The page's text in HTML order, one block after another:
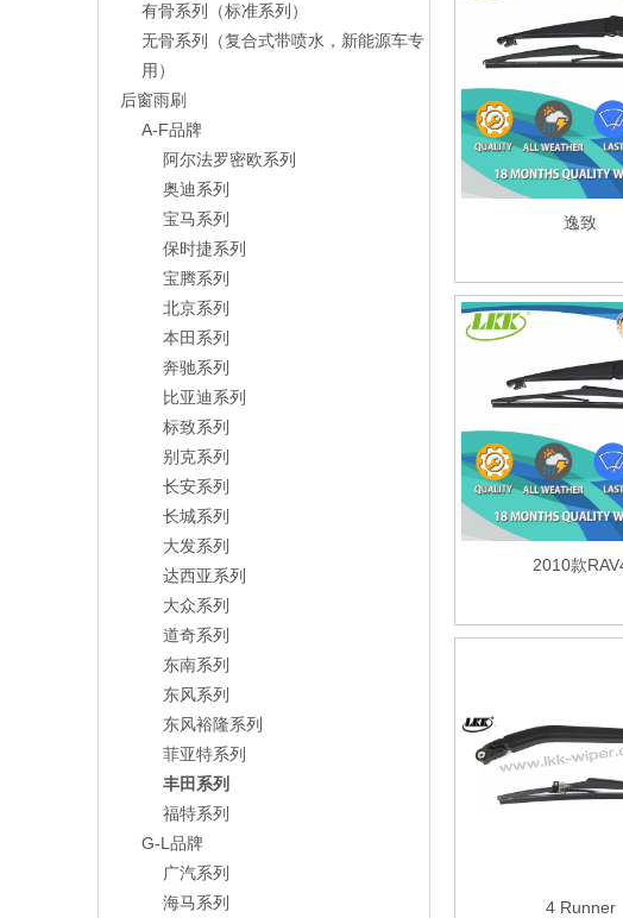
有骨系列（标准系列）
无骨系列（复合式带喷水，新能源车专
用）
后窗雨刷
A-F品牌
阿尔法罗密欧系列
奥迪系列
宝马系列
保时捷系列
宝腾系列
北京系列
本田系列
奔驰系列
比亚迪系列
标致系列
别克系列
长安系列
长城系列
大发系列
达西亚系列
大众系列
道奇系列
东南系列
东风系列
东风裕隆系列
菲亚特系列
丰田系列
福特系列
G-L品牌
广汽系列
海马系列
逸致
2010款
4 Runner